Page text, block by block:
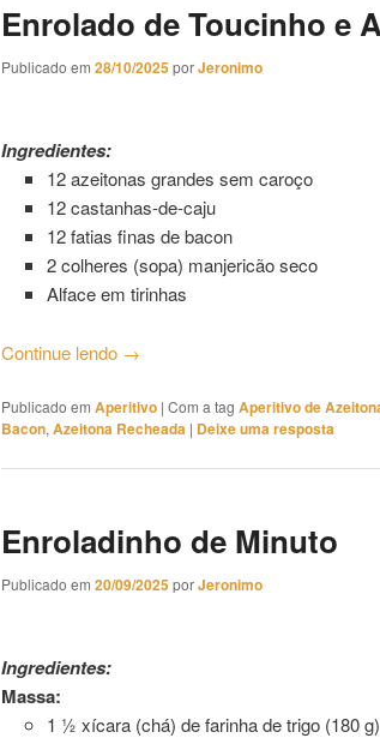
Enrolado de Toucinho e
Publicado em 28/10/2025porJeronimo
Ingredientes:
12 azeitonas grandes sem caroço
12 castanhas-de-caju
12 fatias finas de bacon
2 colheres (sopa) manjericão seco
Alface em tirinhas
Continue lendo →
Publicado em Aperitivo | Com a tag Aperitivo de
Bacon, Azeitona Recheada | Deixe uma resposta
Enroladinho de Minuto
Publicado em 20/09/2025porJeronimo
Ingredientes:
Massa:
1 ½ xícara (chá) de farinha de trigo (180 g)